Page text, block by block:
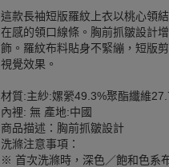
這款長袖短版羅紋上衣以桃心領
在感的領口線條。胸前抓皺設計
飾。羅紋布料貼身不緊繃，短版
視覺效果。
材質:主紗:嫘縈49.3%聚酯纖維
內裡: 無 產地:中國
商品描述：胸前抓皺設計
洗滌注意事項：
※ 首次洗滌時，深色／飽和色系